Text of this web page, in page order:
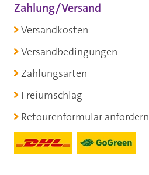
Zahlung/Versand
Versandkosten
Versandbedingungen
Zahlungsarten
Freiumschlag
Retourenformular anfordern